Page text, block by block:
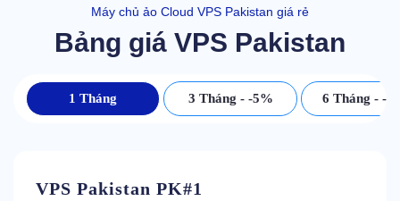
Máy chủ ảo Cloud VPS Pakistan giá rẻ
Bảng giá VPS Pakistan
1 Tháng 3 Tháng - -5% 6 Tháng - -
VPS Pakistan PK#1